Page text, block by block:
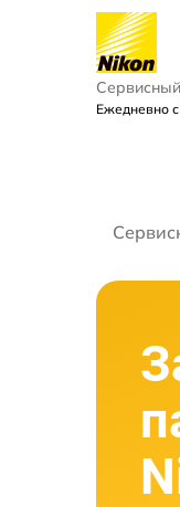
Ежедневно